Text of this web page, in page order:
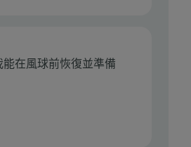
在風球前恢復並準備